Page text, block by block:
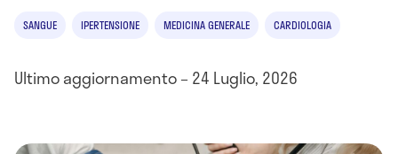
SANGUE IPERTENSIONE MEDICINA GENERALE CARDIOLOGIA
Ultimo aggiornamento – 24 Luglio, 2026